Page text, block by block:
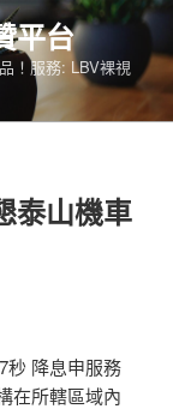
平台
！服務: LBV裸視
泰山機車
秒 降息申服務
在所轄區域內